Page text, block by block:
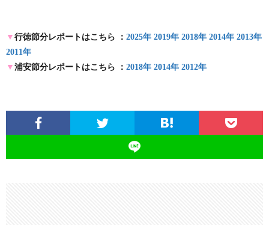
▼ 行徳節分レポートはこちら ： 2025年 2019年 2018年 2014年 2013年
2011年
▼ 浦安節分レポートはこちら ： 2018年 2014年 2012年